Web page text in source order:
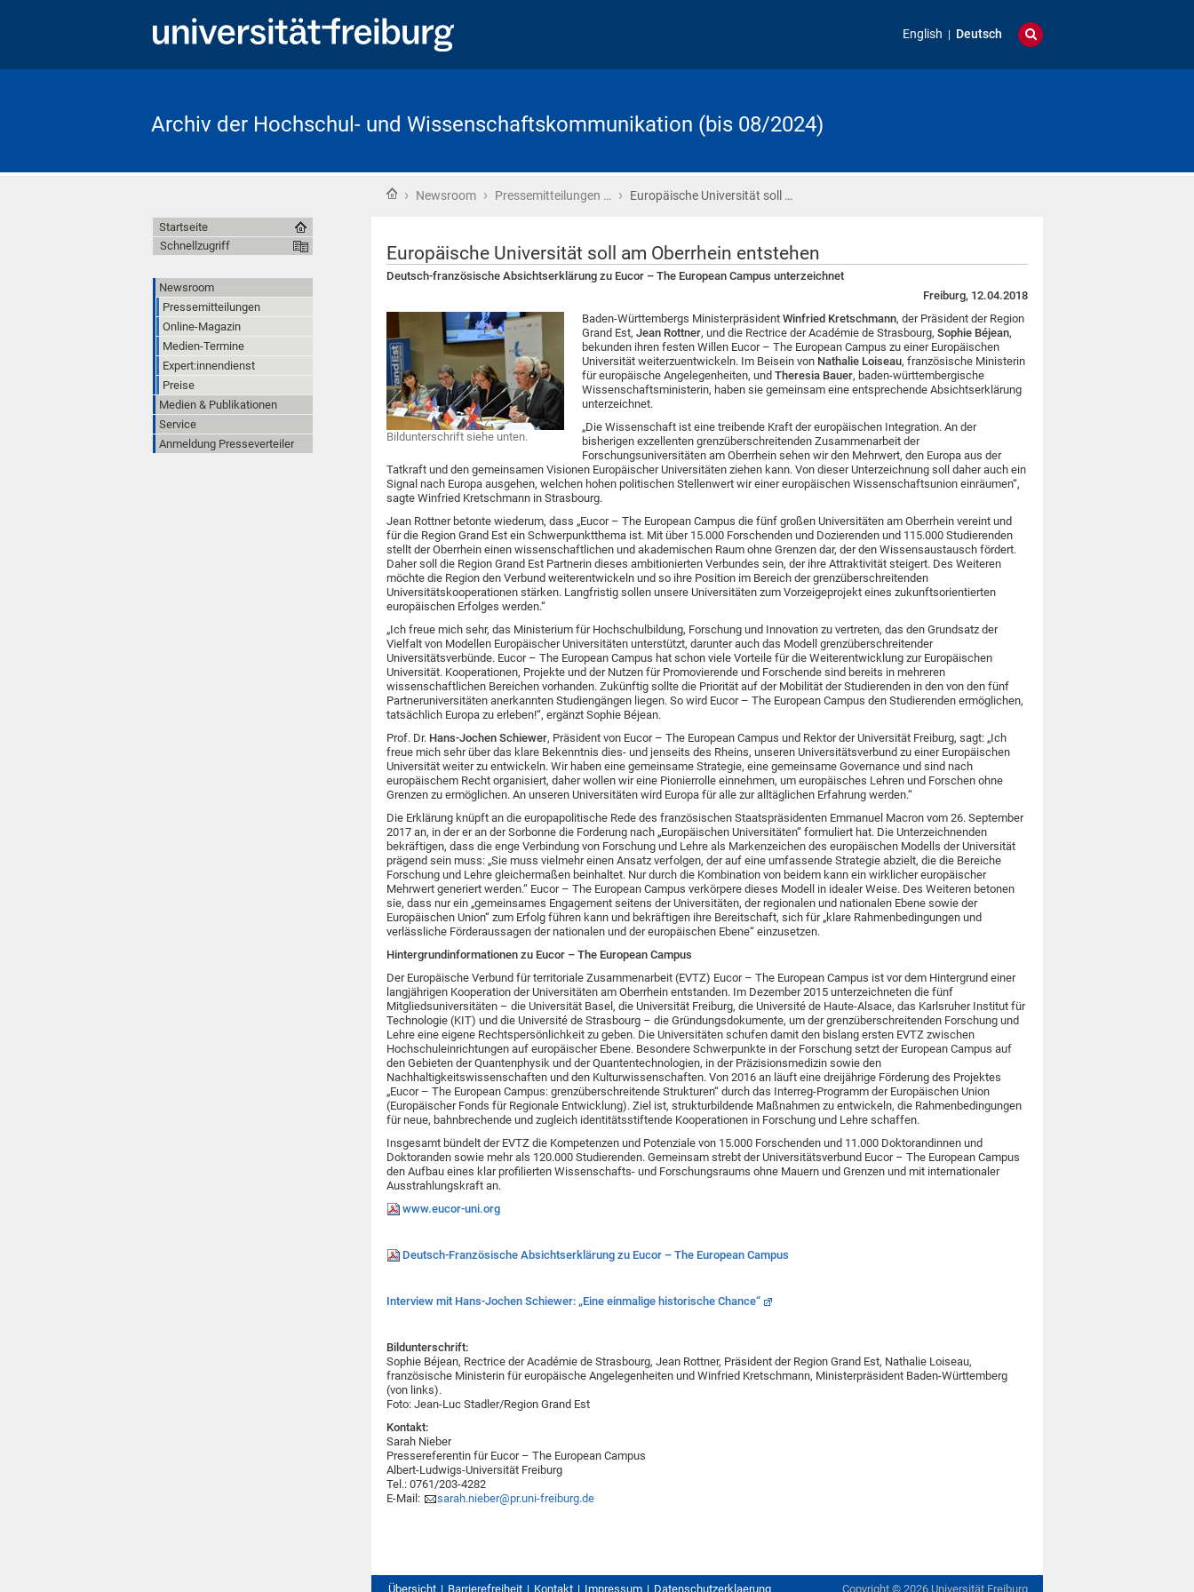
English Deutsch
Archiv der Hochschul- und Wissenschaftskommunikation (bis 08/2024)
Startseite
› Newsroom › Pressemitteilungen … › Europäische Universität soll …
Europäische Universität soll am Oberrhein entstehen
Deutsch-französische Absichtserklärung zu Eucor – The European Campus unterzeichnet
Freiburg, 12.04.2018
Bildunterschrift siehe unten.
Baden-Württembergs Ministerpräsident Winfried Kretschmann, der Präsident der Region
Grand Est, Jean Rottner, und die Rectrice der Académie de Strasbourg, Sophie Béjean,
bekunden ihren festen Willen Eucor – The European Campus zu einer Europäischen
Universität weiterzuentwickeln. Im Beisein von Nathalie Loiseau, französische Ministerin
für europäische Angelegenheiten, und Theresia Bauer, baden-württembergische
Wissenschaftsministerin, haben sie gemeinsam eine entsprechende Absichtserklärung
unterzeichnet.
„Die Wissenschaft ist eine treibende Kraft der europäischen Integration. An der
bisherigen exzellenten grenzüberschreitenden Zusammenarbeit der
Forschungsuniversitäten am Oberrhein sehen wir den Mehrwert, den Europa aus der
Tatkraft und den gemeinsamen Visionen Europäischer Universitäten ziehen kann. Von dieser Unterzeichnung soll daher auch ein
Signal nach Europa ausgehen, welchen hohen politischen Stellenwert wir einer europäischen Wissenschaftsunion einräumen“,
sagte Winfried Kretschmann in Strasbourg.
Jean Rottner betonte wiederum, dass „Eucor – The European Campus die fünf großen Universitäten am Oberrhein vereint und
für die Region Grand Est ein Schwerpunktthema ist. Mit über 15.000 Forschenden und Dozierenden und 115.000 Studierenden
stellt der Oberrhein einen wissenschaftlichen und akademischen Raum ohne Grenzen dar, der den Wissensaustausch fördert.
Daher soll die Region Grand Est Partnerin dieses ambitionierten Verbundes sein, der ihre Attraktivität steigert. Des Weiteren
möchte die Region den Verbund weiterentwickeln und so ihre Position im Bereich der grenzüberschreitenden
Universitätskooperationen stärken. Langfristig sollen unsere Universitäten zum Vorzeigeprojekt eines zukunftsorientierten
europäischen Erfolges werden.“
„Ich freue mich sehr, das Ministerium für Hochschulbildung, Forschung und Innovation zu vertreten, das den Grundsatz der
Vielfalt von Modellen Europäischer Universitäten unterstützt, darunter auch das Modell grenzüberschreitender
Universitätsverbünde. Eucor – The European Campus hat schon viele Vorteile für die Weiterentwicklung zur Europäischen
Universität. Kooperationen, Projekte und der Nutzen für Promovierende und Forschende sind bereits in mehreren
wissenschaftlichen Bereichen vorhanden. Zukünftig sollte die Priorität auf der Mobilität der Studierenden in den von den fünf
Partneruniversitäten anerkannten Studiengängen liegen. So wird Eucor – The European Campus den Studierenden ermöglichen,
tatsächlich Europa zu erleben!“, ergänzt Sophie Béjean.
Prof. Dr. Hans-Jochen Schiewer, Präsident von Eucor – The European Campus und Rektor der Universität Freiburg, sagt: „Ich
freue mich sehr über das klare Bekenntnis dies- und jenseits des Rheins, unseren Universitätsverbund zu einer Europäischen
Universität weiter zu entwickeln. Wir haben eine gemeinsame Strategie, eine gemeinsame Governance und sind nach
europäischem Recht organisiert, daher wollen wir eine Pionierrolle einnehmen, um europäisches Lehren und Forschen ohne
Grenzen zu ermöglichen. An unseren Universitäten wird Europa für alle zur alltäglichen Erfahrung werden.“
Die Erklärung knüpft an die europapolitische Rede des französischen Staatspräsidenten Emmanuel Macron vom 26. September
2017 an, in der er an der Sorbonne die Forderung nach „Europäischen Universitäten“ formuliert hat. Die Unterzeichnenden
bekräftigen, dass die enge Verbindung von Forschung und Lehre als Markenzeichen des europäischen Modells der Universität
prägend sein muss: „Sie muss vielmehr einen Ansatz verfolgen, der auf eine umfassende Strategie abzielt, die die Bereiche
Forschung und Lehre gleichermaßen beinhaltet. Nur durch die Kombination von beidem kann ein wirklicher europäischer
Mehrwert generiert werden.“ Eucor – The European Campus verkörpere dieses Modell in idealer Weise. Des Weiteren betonen
sie, dass nur ein „gemeinsames Engagement seitens der Universitäten, der regionalen und nationalen Ebene sowie der
Europäischen Union“ zum Erfolg führen kann und bekräftigen ihre Bereitschaft, sich für „klare Rahmenbedingungen und
verlässliche Förderaussagen der nationalen und der europäischen Ebene“ einzusetzen.
Hintergrundinformationen zu Eucor – The European Campus
Der Europäische Verbund für territoriale Zusammenarbeit (EVTZ) Eucor – The European Campus ist vor dem Hintergrund einer
langjährigen Kooperation der Universitäten am Oberrhein entstanden. Im Dezember 2015 unterzeichneten die fünf
Mitgliedsuniversitäten – die Universität Basel, die Universität Freiburg, die Université de Haute-Alsace, das Karlsruher Institut für
Technologie (KIT) und die Université de Strasbourg – die Gründungsdokumente, um der grenzüberschreitenden Forschung und
Lehre eine eigene Rechtspersönlichkeit zu geben. Die Universitäten schufen damit den bislang ersten EVTZ zwischen
Hochschuleinrichtungen auf europäischer Ebene. Besondere Schwerpunkte in der Forschung setzt der European Campus auf
den Gebieten der Quantenphysik und der Quantentechnologien, in der Präzisionsmedizin sowie den
Nachhaltigkeitswissenschaften und den Kulturwissenschaften. Von 2016 an läuft eine dreijährige Förderung des Projektes
„Eucor – The European Campus: grenzüberschreitende Strukturen“ durch das Interreg-Programm der Europäischen Union
(Europäischer Fonds für Regionale Entwicklung). Ziel ist, strukturbildende Maßnahmen zu entwickeln, die Rahmenbedingungen
für neue, bahnbrechende und zugleich identitätsstiftende Kooperationen in Forschung und Lehre schaffen.
Insgesamt bündelt der EVTZ die Kompetenzen und Potenziale von 15.000 Forschenden und 11.000 Doktorandinnen und
Doktoranden sowie mehr als 120.000 Studierenden. Gemeinsam strebt der Universitätsverbund Eucor – The European Campus
den Aufbau eines klar profilierten Wissenschafts- und Forschungsraums ohne Mauern und Grenzen und mit internationaler
Ausstrahlungskraft an.
www.eucor-uni.org
Deutsch-Französische Absichtserklärung zu Eucor – The European Campus
Interview mit Hans-Jochen Schiewer: „Eine einmalige historische Chance“
Bildunterschrift:
Sophie Béjean, Rectrice der Académie de Strasbourg, Jean Rottner, Präsident der Region Grand Est, Nathalie Loiseau,
französische Ministerin für europäische Angelegenheiten und Winfried Kretschmann, Ministerpräsident Baden-Württemberg
(von links).
Foto: Jean-Luc Stadler/Region Grand Est
Kontakt:
Sarah Nieber
Pressereferentin für Eucor – The European Campus
Albert-Ludwigs-Universität Freiburg
Tel.: 0761/203-4282
E-Mail:
sarah.nieber@pr.uni-freiburg.de
Startseite
Schnellzugriff
Newsroom
Pressemitteilungen
Online-Magazin
Medien-Termine
Expert:innendienst
Preise
Medien & Publikationen
Service
Anmeldung Presseverteiler
Übersicht Barrierefreiheit Kontakt Impressum Datenschutzerklaerung Copyright © 2026 Universität Freiburg